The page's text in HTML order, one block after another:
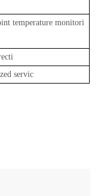
temperature monitori
servic